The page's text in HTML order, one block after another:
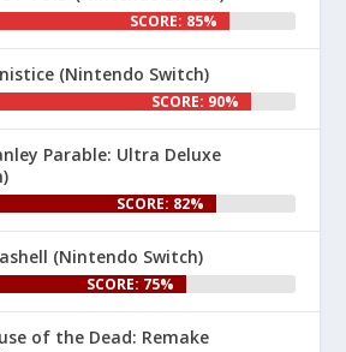
1
@nintenhype.cat
⋅
videojocs: ⚡🔥💥💀
SCORE: 85%
(Nintendo Switch)
SCORE: 90%
Parable: Ultra Deluxe
SCORE: 82%
(Nintendo Switch)
SCORE: 75%
of the Dead: Remake